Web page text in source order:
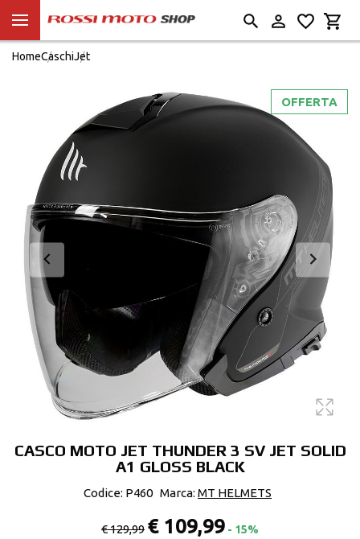
HomeCaschiJet
OFFERTA
CASCO MOTO JET THUNDER 3 SV JET SOLID
A1 GLOSS BLACK
Codice: P460 Marca: MT HELMETS
€ 129,99 € 109,99 - 15%